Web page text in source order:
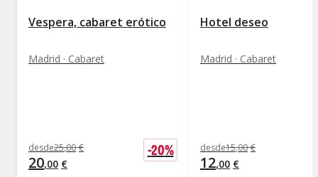
Vespera, cabaret erótico
Madrid · Cabaret
desde25,00 €
20,00 €
-20%
Hotel deseo
Madrid · Cabaret
desde15,00 €
12,00 €